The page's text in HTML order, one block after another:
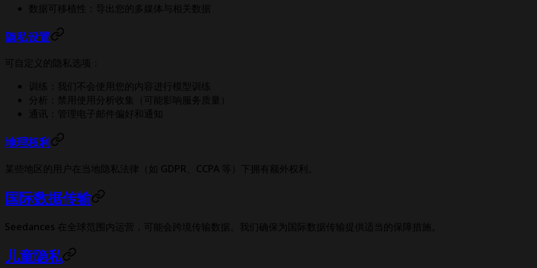
数据可移植性：导出您的多媒体与相关数据
隐私设置
可自定义的隐私选项：
训练：我们不会使用您的内容进行模型训练
分析：禁用使用分析收集（可能影响服务质量）
通讯：管理电子邮件偏好和通知
地理权利
某些地区的用户在当地隐私法律（如 GDPR、CCPA 等）下拥有额外权利。
国际数据传输
Seedances 在全球范围内运营，可能会跨境传输数据。我们确保为国际数据传输提供适当的保障措施。
儿童隐私